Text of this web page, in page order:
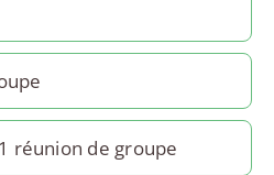
réunion de groupe